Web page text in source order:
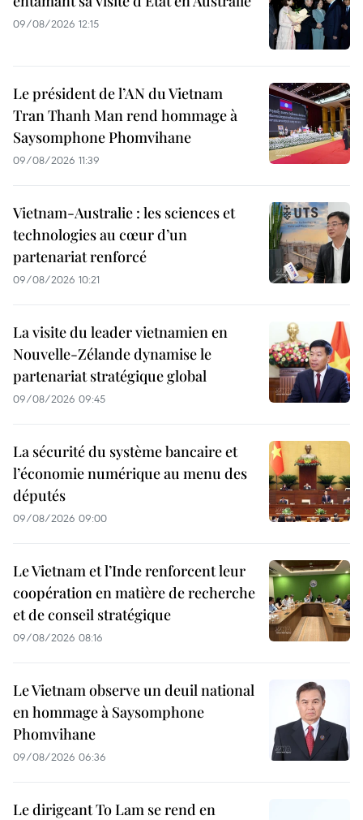
09/08/2026 12:15
Le président de l’AN du Vietnam
Tran Thanh Man rend hommage à
Saysomphone Phomvihane
09/08/2026 11:39
Vietnam-Australie : les sciences et
technologies au cœur d’un
partenariat renforcé
09/08/2026 10:21
La visite du leader vietnamien en
Nouvelle-Zélande dynamise le
partenariat stratégique global
09/08/2026 09:45
La sécurité du système bancaire et
l’économie numérique au menu des
députés
09/08/2026 09:00
Le Vietnam et l’Inde renforcent leur
coopération en matière de recherche
et de conseil stratégique
09/08/2026 08:16
Le Vietnam observe un deuil national
en hommage à Saysomphone
Phomvihane
09/08/2026 06:36
Le dirigeant To Lam se rend en